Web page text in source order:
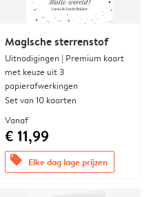
Magische sterrenstof
Uitnodigingen | Premium kaart
met keuze uit 3
papierafwerkingen
Set van 10 kaarten
Vanaf
€ 11,99
offers Elke dag lage prijzen